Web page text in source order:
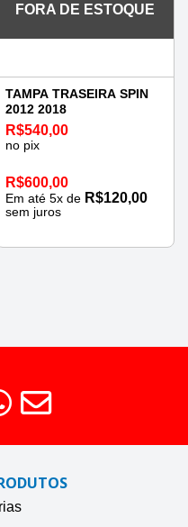
FORA DE ESTOQUE
TAMPA TRASEIRA SPIN
2012 2018
R$540,00
no pix
R$600,00
Em até 5x de R$120,00
sem juros